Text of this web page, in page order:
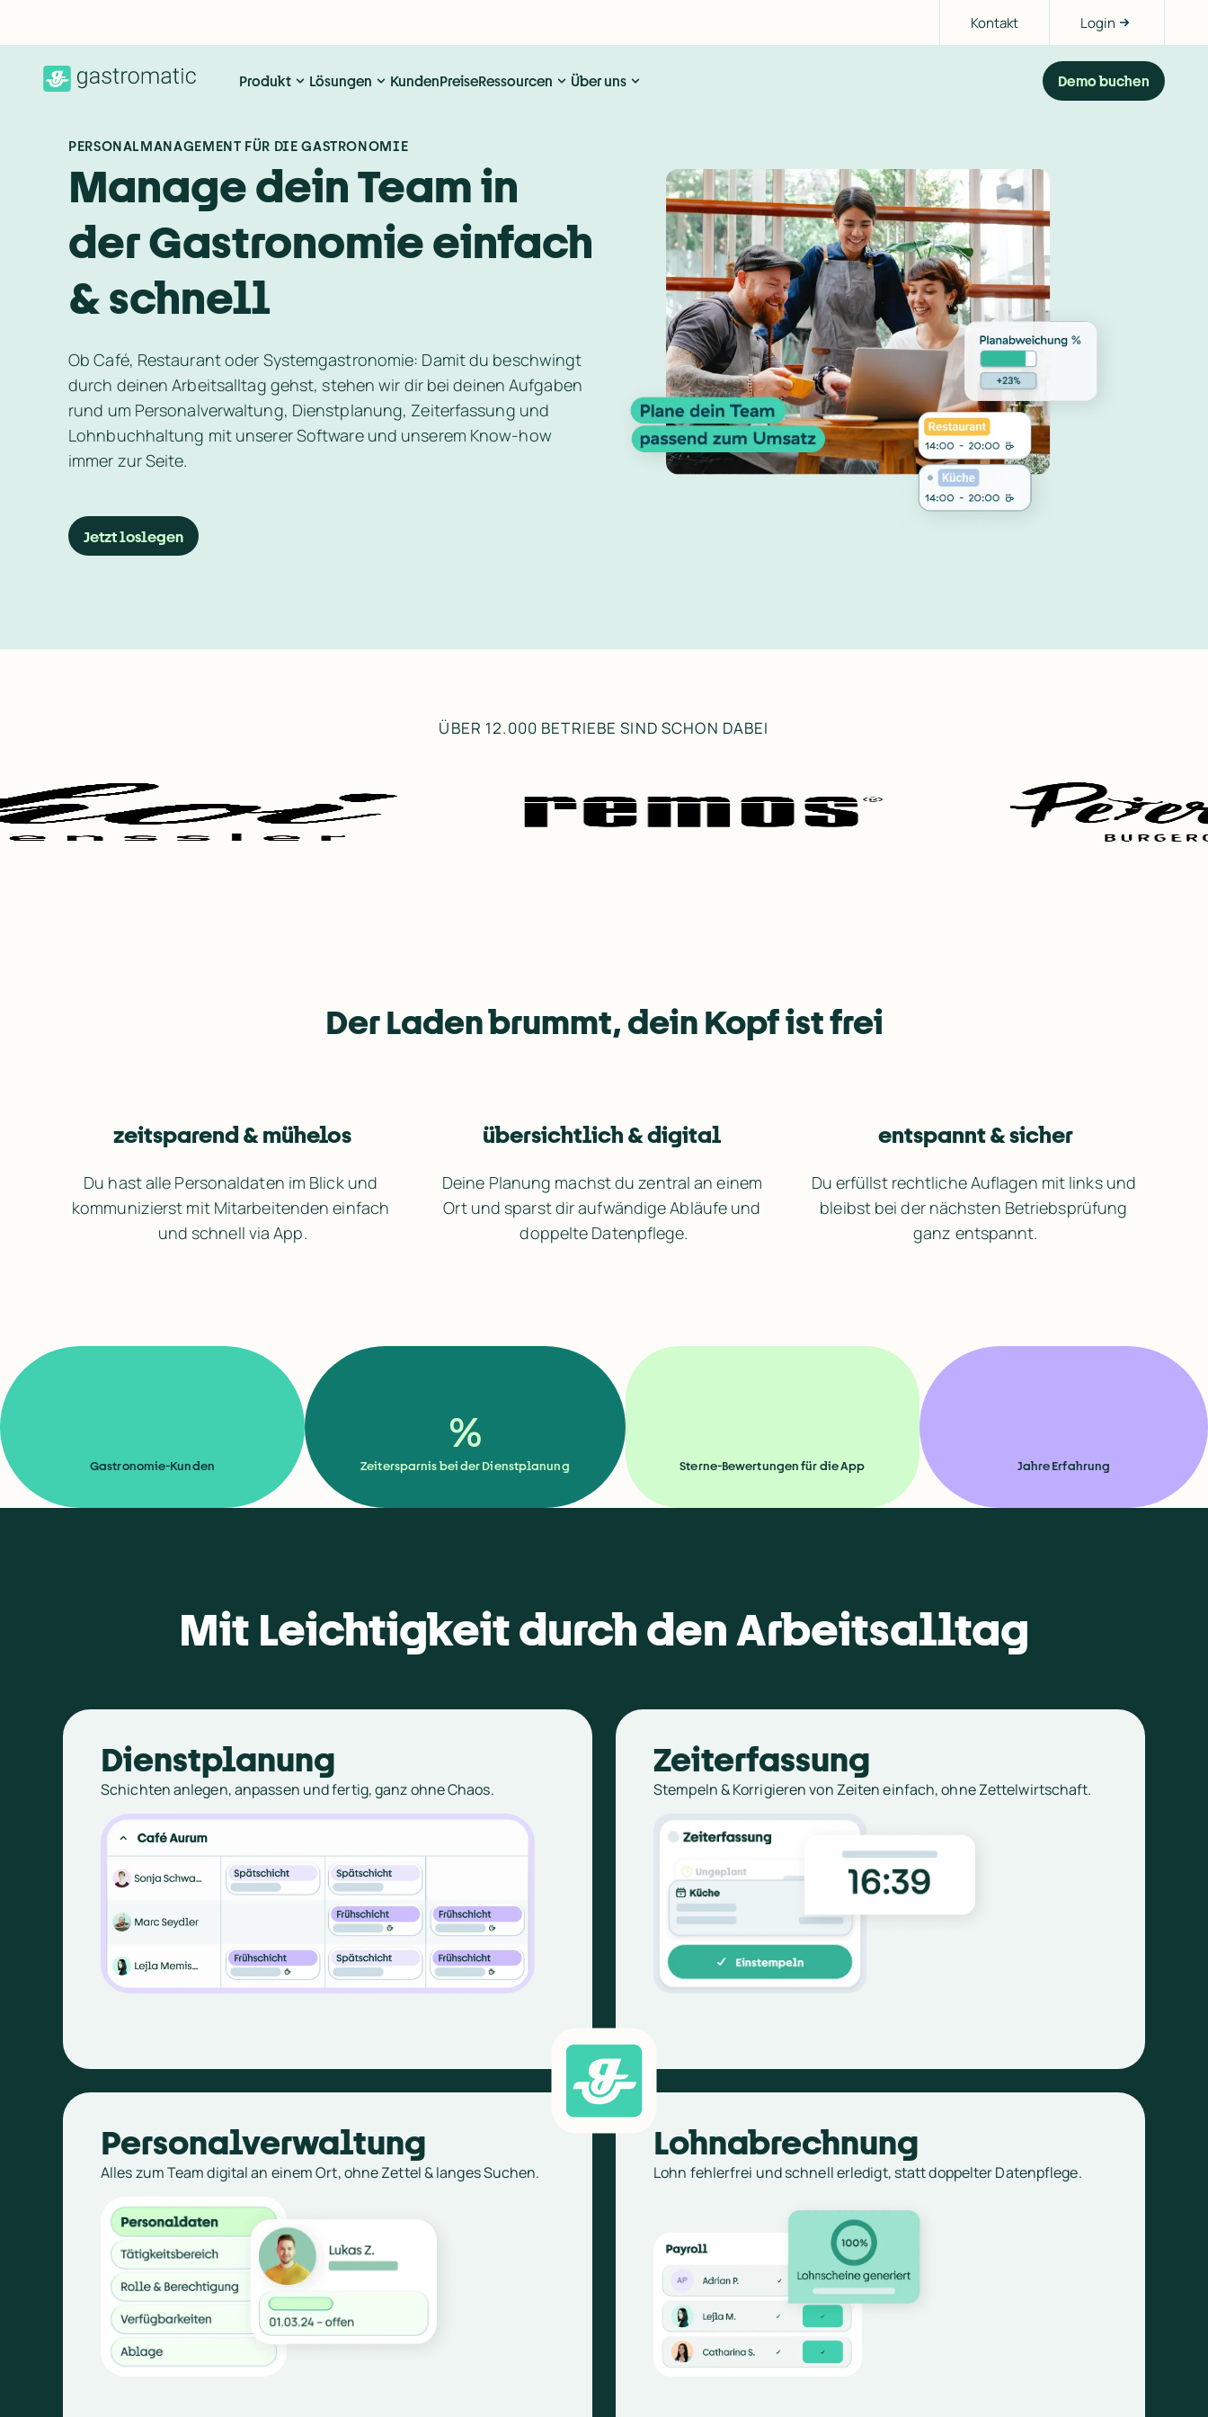
Kontakt Login
Produkt Lösungen KundenPreiseRessourcen Über uns Demo buchen
PERSONALMANAGEMENT FÜR DIE GASTRONOMIE
Manage dein Team in
der Gastronomie einfach
& schnell
Ob Café, Restaurant oder Systemgastronomie: Damit du beschwingt
durch deinen Arbeitsalltag gehst, stehen wir dir bei deinen Aufgaben
rund um Personalverwaltung, Dienstplanung, Zeiterfassung und
Lohnbuchhaltung mit unserer Software und unserem Know-how
immer zur Seite.
Jetzt loslegen
ÜBER 12.000 BETRIEBE SIND SCHON DABEI
Der Laden brummt, dein Kopf ist frei
zeitsparend & mühelos
Du hast alle Personaldaten im Blick und
kommunizierst mit Mitarbeitenden einfach
und schnell via App.
übersichtlich & digital
Deine Planung machst du zentral an einem
Ort und sparst dir aufwändige Abläufe und
doppelte Datenpflege.
entspannt & sicher
Du erfüllst rechtliche Auflagen mit links und
bleibst bei der nächsten Betriebsprüfung
ganz entspannt.
Gastronomie-Kunden
%
Zeitersparnis bei der Dienstplanung Sterne-Bewertungen für die App Jahre Erfahrung
Mit Leichtigkeit durch den Arbeitsalltag
Dienstplanung
Schichten anlegen, anpassen und fertig, ganz ohne Chaos.
Zeiterfassung
Stempeln & Korrigieren von Zeiten einfach, ohne Zettelwirtschaft.
Personalverwaltung
Alles zum Team digital an einem Ort, ohne Zettel & langes Suchen.
Lohnabrechnung
Lohn fehlerfrei und schnell erledigt, statt doppelter Datenpflege.